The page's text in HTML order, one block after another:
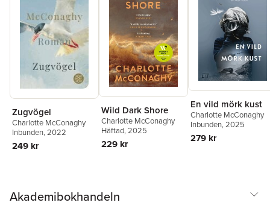
Zugvögel
Charlotte McConaghy
Inbunden, 2022
249 kr
Wild Dark Shore
Charlotte McConaghy
Häftad, 2025
229 kr
En vild mörk kust
Charlotte McConaghy
Inbunden, 2025
279 kr
Akademibokhandeln